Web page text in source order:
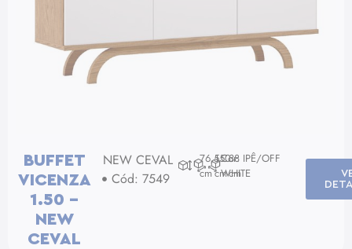
BUFFET
VICENZA
1.50 –
NEW
CEVAL
NEW CEVAL
Cód: 7549
76,5
cm
150
cm
38
cm
Cor: IPÊ/OFF
WHITE